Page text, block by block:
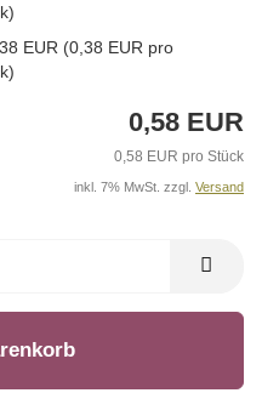
EUR (0,38 EUR pro
0,58 EUR
0,58 EUR pro Stück
inkl. 7% MwSt. zzgl. Versand